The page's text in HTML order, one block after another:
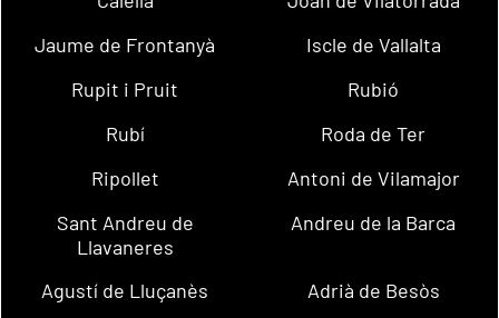
Jaume de Frontanyà
Iscle de Vallalta
Rupit i Pruit
Rubió
Rubí
Roda de Ter
Ripollet
Antoni de Vilamajor
Sant Andreu de
Llavaneres
Andreu de la Barca
Agustí de Lluçanès
Adrià de Besòs